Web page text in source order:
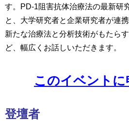
す。
PD-1阻害抗体治療法の最新研
と、大学研究者と企業研究者が連
新たな治療法と分析技術がもたら
ど、幅広くお話しいただきます。
このイベントに
登壇者